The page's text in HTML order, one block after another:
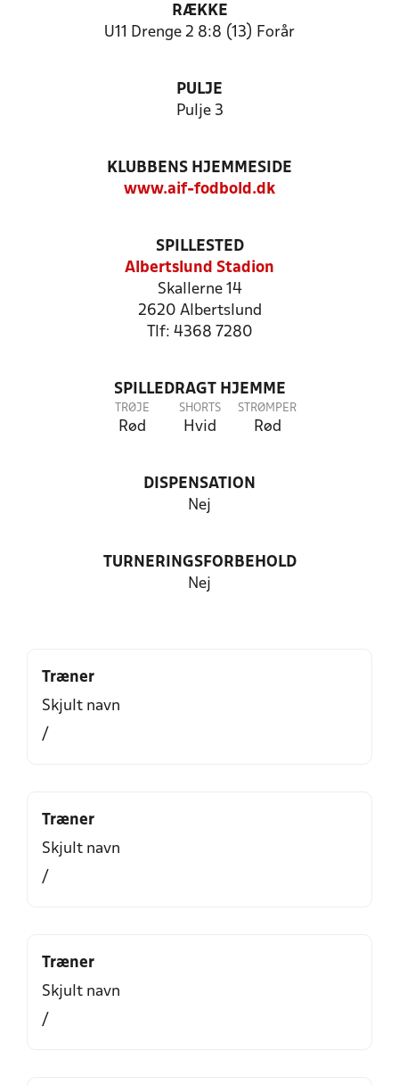
RÆKKE
U11 Drenge 2 8:8 (13) Forår
PULJE
Pulje 3
KLUBBENS HJEMMESIDE
www.aif-fodbold.dk
SPILLESTED
Albertslund Stadion
Skallerne 14
2620 Albertslund
Tlf: 4368 7280
SPILLEDRAGT HJEMME
TRØJE
Rød
SHORTS
Hvid
STRØMPER
Rød
DISPENSATION
Nej
TURNERINGSFORBEHOLD
Nej
Træner
Skjult navn
/
Træner
Skjult navn
/
Træner
Skjult navn
/